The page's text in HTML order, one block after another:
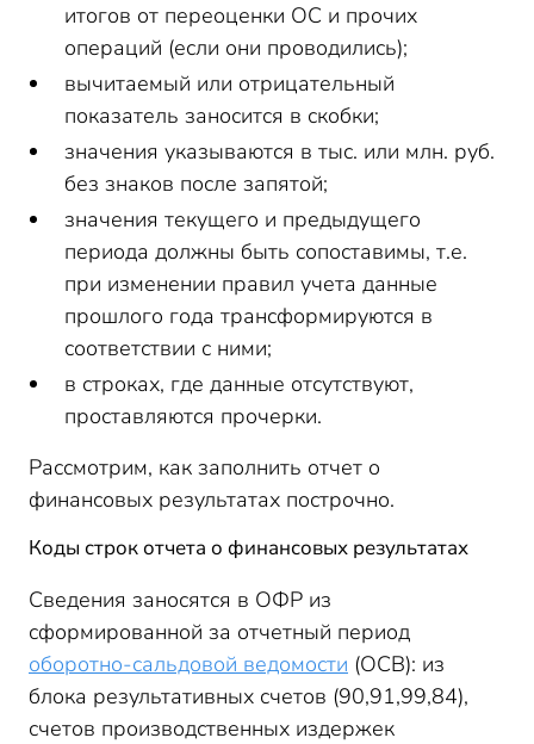
итогов от переоценки ОС и прочих
операций (если они проводились);
вычитаемый или отрицательный
показатель заносится в скобки;
значения указываются в тыс. или млн. руб.
без знаков после запятой;
значения текущего и предыдущего
периода должны быть сопоставимы, т.е.
при изменении правил учета данные
прошлого года трансформируются в
соответствии с ними;
в строках, где данные отсутствуют,
проставляются прочерки.
Рассмотрим, как заполнить отчет о
финансовых результатах построчно.
Коды строк отчета о финансовых результатах
Сведения заносятся в ОФР из
сформированной за отчетный период
оборотно-сальдовой ведомости (ОСВ): из
блока результативных счетов (90,91,99,84),
счетов производственных издержек